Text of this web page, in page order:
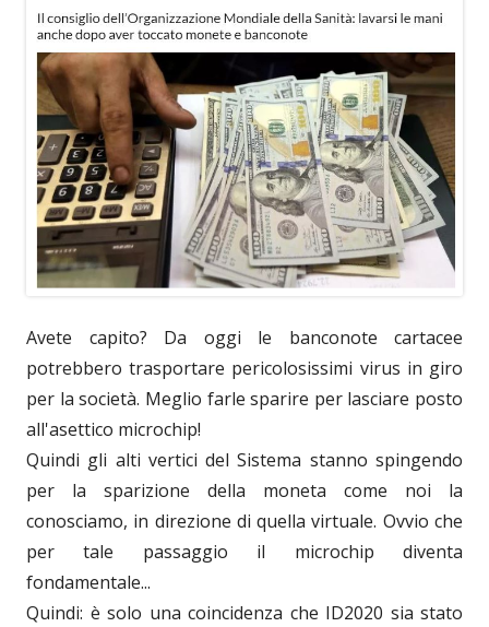
Avete capito? Da oggi le banconote cartacee
potrebbero trasportare pericolosissimi virus in giro
per la società. Meglio farle sparire per lasciare posto
all'asettico microchip!
Quindi gli alti vertici del Sistema stanno spingendo
per la sparizione della moneta come noi la
conosciamo, in direzione di quella virtuale. Ovvio che
per tale passaggio il microchip diventa
fondamentale...
Quindi: è solo una coincidenza che ID2020 sia stato